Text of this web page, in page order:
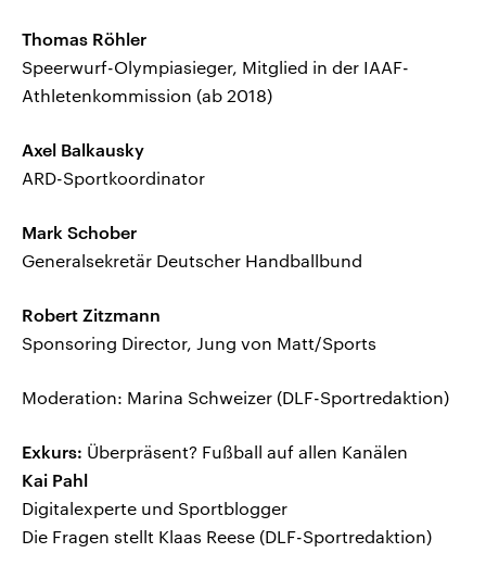
Thomas Röhler
Speerwurf-Olympiasieger, Mitglied in der IAAF-
Athletenkommission (ab 2018)
Axel Balkausky
ARD-Sportkoordinator
Mark Schober
Generalsekretär Deutscher Handballbund
Robert Zitzmann
Sponsoring Director, Jung von Matt/Sports
Moderation: Marina Schweizer (DLF-Sportredaktion)
Exkurs: Überpräsent? Fußball auf allen Kanälen
Kai Pahl
Digitalexperte und Sportblogger
Die Fragen stellt Klaas Reese (DLF-Sportredaktion)